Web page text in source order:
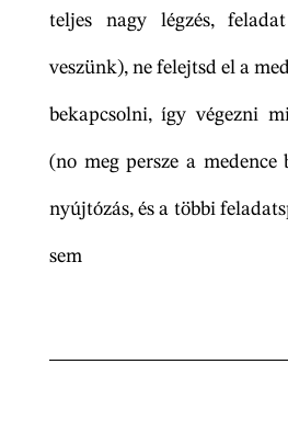
teljes nagy légzés,
veszünk), ne felejtsd el a
bekapcsolni, így végezni
(no meg persze a medence
nyújtózás, és a többi
sem